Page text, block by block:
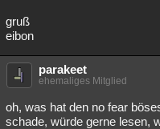
gruß
eibon
parakeet
ehemaliges Mitglied
oh, was hat den no fear
schade, würde gerne lesen,